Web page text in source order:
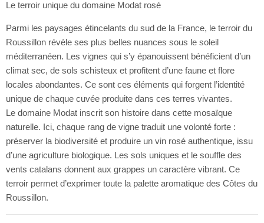
Le terroir unique du domaine Modat rosé
Parmi les paysages étincelants du sud de la France, le terroir du
Roussillon révèle ses plus belles nuances sous le soleil
méditerranéen. Les vignes qui s’y épanouissent bénéficient d’un
climat sec, de sols schisteux et profitent d’une faune et flore
locales abondantes. Ce sont ces éléments qui forgent l’identité
unique de chaque cuvée produite dans ces terres vivantes.
Le domaine Modat inscrit son histoire dans cette mosaïque
naturelle. Ici, chaque rang de vigne traduit une volonté forte :
préserver la biodiversité et produire un vin rosé authentique, issu
d’une agriculture biologique. Les sols uniques et le souffle des
vents catalans donnent aux grappes un caractère vibrant. Ce
terroir permet d’exprimer toute la palette aromatique des Côtes du
Roussillon.